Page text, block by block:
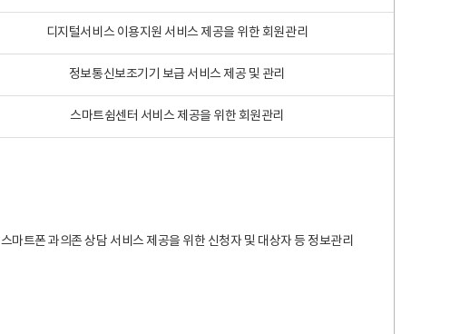
디지털서비스 이용지원 서비스 제공을 위한 회원관리
정보통신보조기기 보급 서비스 제공 및 관리
스마트쉼센터 서비스 제공을 위한 회원관리
스마트폰 과의존 상담 서비스 제공을 위한 신청자 및 대상자 등 정보관리